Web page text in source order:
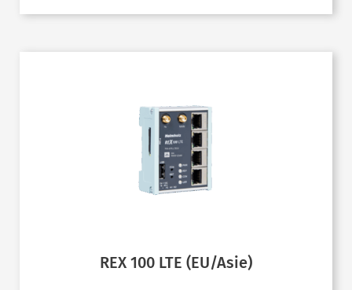
REX 100 LTE (EU/Asie)